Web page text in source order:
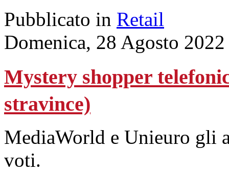
Pubblicato in Retail
Domenica, 28 Agosto
Mystery shopper
stravince)
MediaWorld e Unieuro gli
voti.